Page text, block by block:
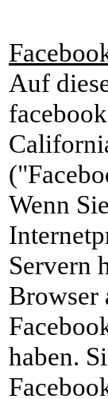
Auf
Wenn
Servern
Browser
haben.